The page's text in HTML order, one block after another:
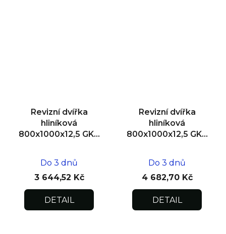
Revizní dvířka
hliníková
800x1000x12,5 GKB
Do 3 dnů
3 644,52 Kč
DETAIL
Revizní dvířka
hliníková
800x1000x12,5 GKB
Do 3 dnů
4 682,70 Kč
DETAIL